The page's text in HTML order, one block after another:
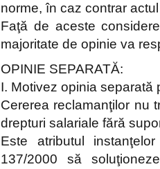
norme, în caz contrar
Faţă de aceste
majoritate de opinie va
OPINIE SEPARATĂ:
I. Motivez opinia separată
Cererea reclamanţilor nu
drepturi salariale fără
Este atributul
137/2000 să